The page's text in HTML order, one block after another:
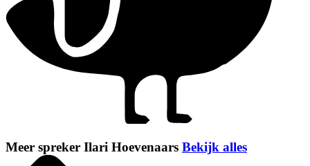
Meer spreker Ilari Hoevenaars Bekijk alles